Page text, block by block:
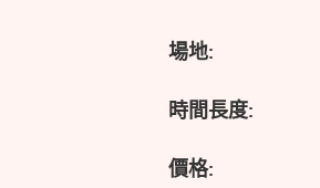
場地:
時間長度:
價格: